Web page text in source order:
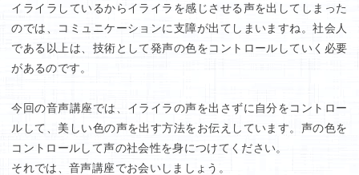
イライラしているからイライラを感じさせる声を出してしまった
のでは、コミュニケーションに支障が出てしまいますね。社会人
である以上は、技術として発声の色をコントロールしていく必要
があるのです。
今回の音声講座では、イライラの声を出さずに自分をコントロー
ルして、美しい色の声を出す方法をお伝えしています。声の色を
コントロールして声の社会性を身につけてください。
それでは、音声講座でお会いしましょう。